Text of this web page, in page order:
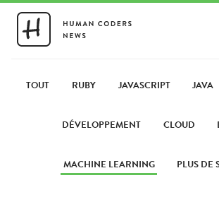
PARTAGER UN LIEN
TOUT RUBY JAVASCRIPT JAVA
DÉVELOPPEMENT CLOUD
MACHINE LEARNING PLUS DE